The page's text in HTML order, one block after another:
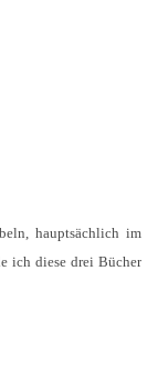
hauptsächlich im
ich diese drei Bücher